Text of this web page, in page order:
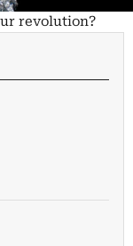
revolution?